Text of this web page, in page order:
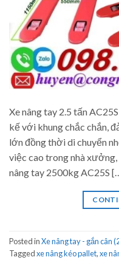
Xe nâng tay 2.5 tấn
kế với khung chắc chắn,
lớn đồng thời di chuyển
việc cao trong nhà xưởng,
nâng tay 2500kg AC25S
Posted inXe nâng tay - gắn cân
Taggedxe nâng kéo pallet,xe